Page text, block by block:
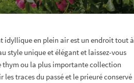
idyllique en plein air est un endroit tout à
style unique et élégant et laissez-vous
thym ou la plus importante collection
traces du passé et le prieuré conservé